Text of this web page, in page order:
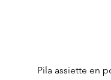
Pila assiette en